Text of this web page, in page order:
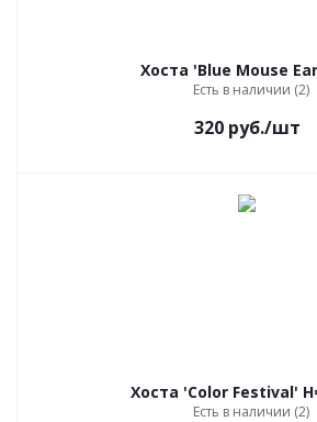
Хоста 'Blue Mouse
Есть в наличии (2)
320руб./шт
Хоста 'Color Festival'
Есть в наличии (2)